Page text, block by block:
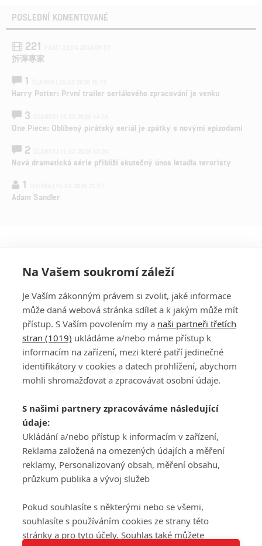
Tato stránka používá soubory cookies.
POSLEDNÍ KOMENTOVANÉ
221
拆彈專家
1
Harry Potter: První trailer seriálového zpracování je venku
3
One Piece: Oblíbený pirátský seriál je zpátky s novými epizodami
2
Nová dramatická série přiblíží skutečný únos letadla teroristy
1
Adam Sandler
PŘIHLÁSIT
REGISTROVAT
DISKUZE
Šéfredaktorkou webu jePetr Slavík, e-mailserialy@fandimefilmu.cz
Máte-li zájem o inzerci na našem webu napište nám na e-mail
studio@koncal.com
Ochrana osobních údajů|Zásady používání cookies |Pravidla webu
Upravit nastavení soukromí
Na Vašem soukromí záleží
Je Vaším zákonným právem si zvolit, jaké informace
může daná webová stránka sdílet a k jakým může mít
přístup. S Vaším povolením my a naši partneři třetích
stran (1019) ukládáme a/nebo máme přístup k
informacím na zařízení, mezi které patří jedinečné
identifikátory v cookies a datech prohlížení, abychom
mohli shromažďovat a zpracovávat osobní údaje.
S našimi partnery zpracováváme následující
údaje:
Ukládání a/nebo přístup k informacím v zařízení,
Reklama založená na omezených údajích a měření
reklamy, Personalizovaný obsah, měření obsahu,
průzkum publika a vývoj služeb
Pokud souhlasíte s některými nebo se všemi,
souhlasíte s používáním cookies ze strany této
stránky a pro tyto účely. Souhlas také můžete